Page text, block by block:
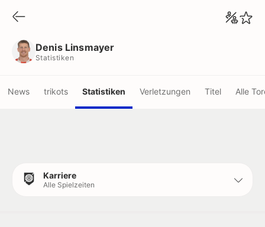
Denis Linsmayer
Statistiken
News trikots Statistiken Verletzungen Titel Alle
Karriere
Alle Spielzeiten